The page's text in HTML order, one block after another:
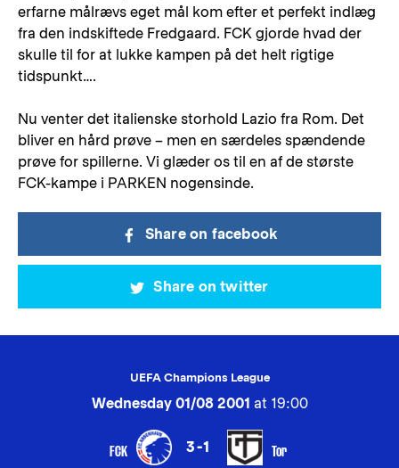
erfarne målrævs eget mål kom efter et perfekt indlæg
fra den indskiftede Fredgaard. FCK gjorde hvad der
skulle til for at lukke kampen på det helt rigtige
tidspunkt….
Nu venter det italienske storhold Lazio fra Rom. Det
bliver en hård prøve – men en særdeles spændende
prøve for spillerne. Vi glæder os til en af de største
FCK-kampe i PARKEN nogensinde.
Share on facebook
Share on twitter
UEFA Champions League
Wednesday 01/08 2001 at 19:00
FCK 3-1 Tor